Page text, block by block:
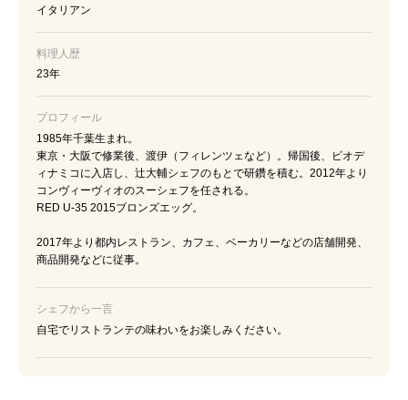
イタリアン
料理人歴
23年
プロフィール
1985年千葉生まれ。
東京・大阪で修業後、渡伊（フィレンツェなど）。帰国後、ビオデ
ィナミコに入店し、辻大輔シェフのもとで研鑽を積む。2012年より
コンヴィーヴィオのスーシェフを任される。
RED U-35 2015ブロンズエッグ。
2017年より都内レストラン、カフェ、ベーカリーなどの店舗開発、
商品開発などに従事。
シェフから一言
自宅でリストランテの味わいをお楽しみください。